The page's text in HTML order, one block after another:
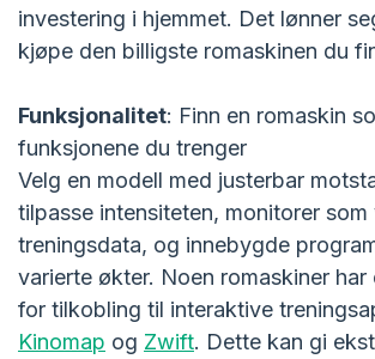
investering i hjemmet. Det lønner
kjøpe den billigste romaskinen du
Funksjonalitet: Finn en romaskin
funksjonene du trenger
Velg en modell med justerbar
tilpasse intensiteten, monitorer
treningsdata, og innebygde
varierte økter. Noen romaskiner har
for tilkobling til interaktive
Kinomap og Zwift. Dette kan gi